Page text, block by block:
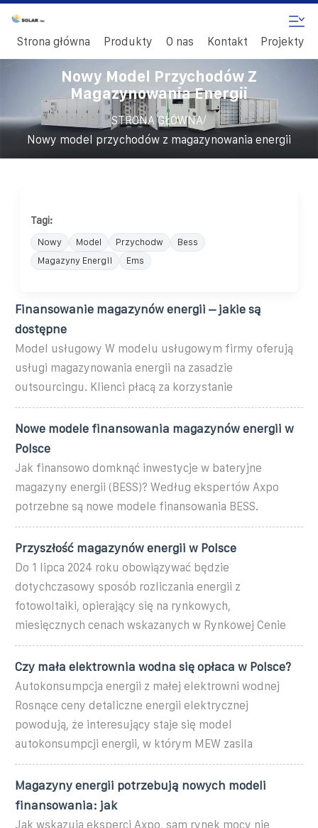
Strona główna Produkty O nas Kontakt Projekty
Nowy Model Przychodów Z
Magazynowania Energii
STRONA GŁÓWNA/
Nowy model przychodów z magazynowania energii
Tagi:
Nowy Model Przychodw
Bess
Magazyny Energii
Ems
Finansowanie magazynów energii – jakie są
dostępne
Model usługowy W modelu usługowym firmy oferują
usługi magazynowania energii na zasadzie
outsourcingu. Klienci płacą za korzystanie
Nowe modele finansowania magazynów energii w
Polsce
Jak finansowo domknąć inwestycje w bateryjne
magazyny energii (BESS)? Według ekspertów Axpo
potrzebne są nowe modele finansowania BESS.
Przyszłość magazynów energii w Polsce
Do 1 lipca 2024 roku obowiązywać będzie
dotychczasowy sposób rozliczania energii z
fotowoltaiki, opierający się na rynkowych,
miesięcznych cenach wskazanych w Rynkowej Cenie
Czy mała elektrownia wodna się opłaca w Polsce?
Autokonsumpcja energii z małej elektrowni wodnej
Rosnące ceny detaliczne energii elektrycznej
powodują, że interesujący staje się model
autokonsumpcji energii, w którym MEW zasila
Magazyny energii potrzebują nowych modeli
finansowania: jak
Jak wskazują eksperci Axpo, sam rynek mocy nie